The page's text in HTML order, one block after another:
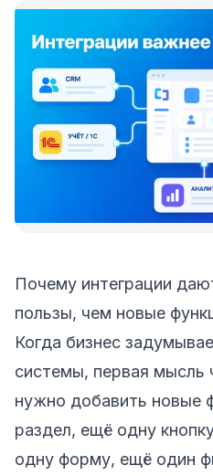
Почему интеграции
пользы, чем новые
Когда бизнес
системы, первая мысль
нужно добавить новые
раздел, ещё одну
одну форму, ещё один